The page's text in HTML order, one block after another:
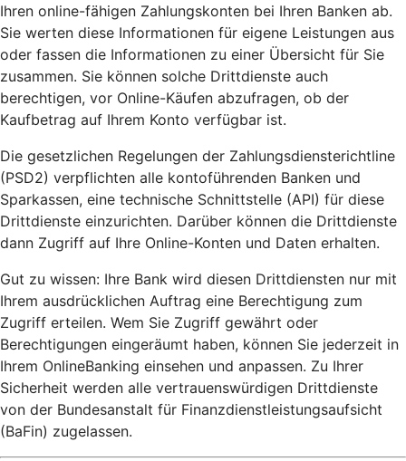
Ihren online-fähigen Zahlungskonten bei Ihren Banken ab.
Sie werten diese Informationen für eigene Leistungen aus
oder fassen die Informationen zu einer Übersicht für Sie
zusammen. Sie können solche Drittdienste auch
berechtigen, vor Online-Käufen abzufragen, ob der
Kaufbetrag auf Ihrem Konto verfügbar ist.
Die gesetzlichen Regelungen der Zahlungsdiensterichtline
(PSD2) verpflichten alle kontoführenden Banken und
Sparkassen, eine technische Schnittstelle (API) für diese
Drittdienste einzurichten. Darüber können die Drittdienste
dann Zugriff auf Ihre Online-Konten und Daten erhalten.
Gut zu wissen: Ihre Bank wird diesen Drittdiensten nur mit
Ihrem ausdrücklichen Auftrag eine Berechtigung zum
Zugriff erteilen. Wem Sie Zugriff gewährt oder
Berechtigungen eingeräumt haben, können Sie jederzeit in
Ihrem OnlineBanking einsehen und anpassen. Zu Ihrer
Sicherheit werden alle vertrauenswürdigen Drittdienste
von der Bundesanstalt für Finanzdienstleistungsaufsicht
(BaFin) zugelassen.